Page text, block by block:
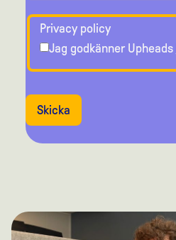
Privacy policy
Jag godkänner Upheads
Skicka